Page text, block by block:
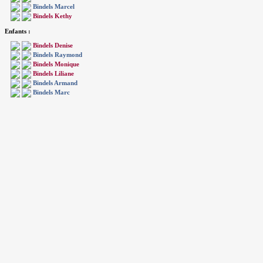
Bindels Marcel
Bindels Kethy
Enfants :
Bindels Denise
Bindels Raymond
Bindels Monique
Bindels Liliane
Bindels Armand
Bindels Marc